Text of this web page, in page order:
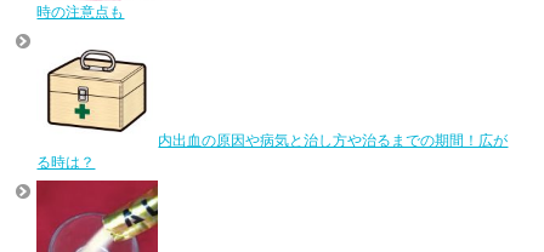
時の注意点も
内出血の原因や病気と治し方や治るまでの期間！広が
る時は？